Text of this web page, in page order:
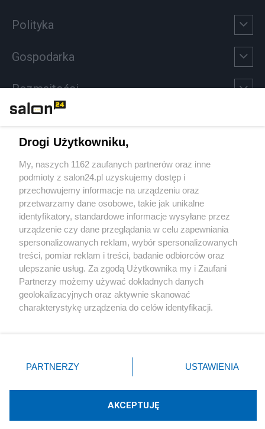
Polityka
Gospodarka
Rozmaitości
Sport
Społeczeństwo
Kultura
X Facebook Instagram Youtube
Technologię dostarcza:W3media.pl
Drogi Użytkowniku,
My, naszych 1162 zaufanych partnerów oraz inne
podmioty z salon24.pl uzyskujemy dostęp i
przechowujemy informacje na urządzeniu oraz
przetwarzamy dane osobowe, takie jak unikalne
identyfikatory, standardowe informacje wysyłane przez
urządzenie czy dane przeglądania w celu zapewniania
spersonalizowanych reklam, wybór spersonalizowanych
treści, pomiar reklam i treści, badanie odbiorców oraz
ulepszanie usług. Za zgodą Użytkownika my i Zaufani
Partnerzy możemy używać dokładnych danych
geolokalizacyjnych oraz aktywnie skanować
charakterystykę urządzenia do celów identyfikacji.
zmienić/wycofać klikając przycisk ustawień prywatności
znajdujący się w lewym dolnym rogu strony
rodzaje przetwarzania danych nie wymagają zgody
użytkownika, ale masz prawo sprzeciwić się takiemu
PARTNERZY USTAWIENIA
AKCEPTUJĘ